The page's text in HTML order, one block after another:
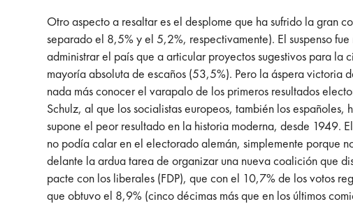
Otro aspecto a resaltar es el desplome que ha sufrido la gran
separado el 8,5% y el 5,2%, respectivamente). El suspenso
administrar el país que a articular proyectos sugestivos para
mayoría absoluta de escaños (53,5%). Pero la áspera
nada más conocer el varapalo de los primeros resultados
Schulz, al que los socialistas europeos, también los
supone el peor resultado en la historia moderna, desde 1949.
no podía calar en el electorado alemán, simplemente porque
delante la ardua tarea de organizar una nueva coalición que
pacte con los liberales (FDP), que con el 10,7% de los votos
que obtuvo el 8,9% (cinco décimas más que en los últimos